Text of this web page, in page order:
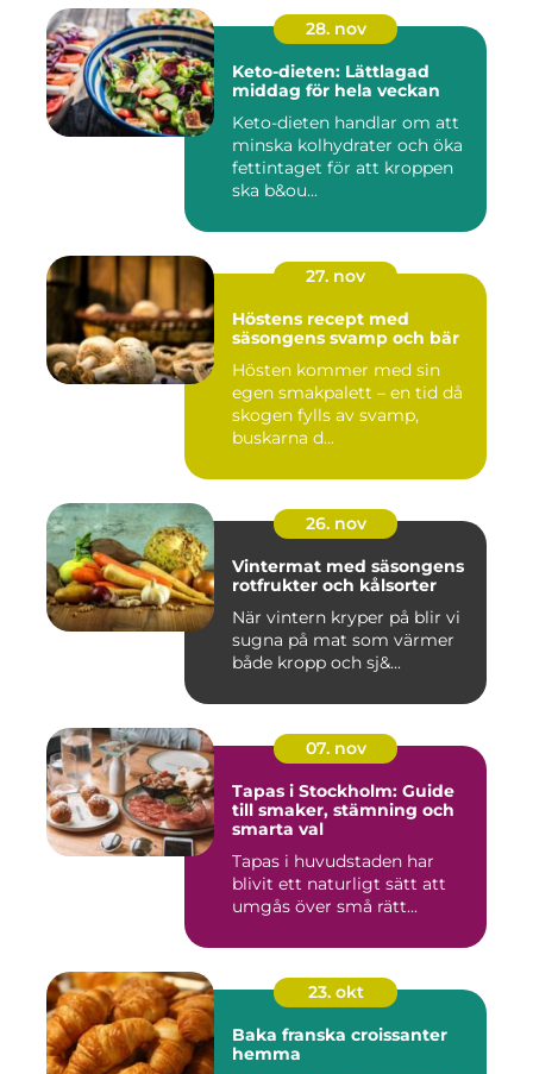
28. nov
Keto-dieten: Lättlagad
middag för hela veckan
Keto-dieten handlar om att
minska kolhydrater och öka
fettintaget för att kroppen
ska b&ou...
27. nov
Höstens recept med
säsongens svamp och bär
Hösten kommer med sin
egen smakpalett – en tid då
skogen fylls av svamp,
buskarna d...
26. nov
Vintermat med säsongens
rotfrukter och kålsorter
När vintern kryper på blir vi
sugna på mat som värmer
både kropp och sj&...
07. nov
Tapas i Stockholm: Guide
till smaker, stämning och
smarta val
Tapas i huvudstaden har
blivit ett naturligt sätt att
umgås över små rätt...
23. okt
Baka franska croissanter
hemma